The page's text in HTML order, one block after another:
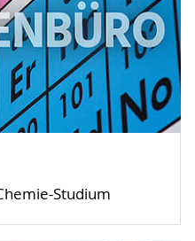
Studium